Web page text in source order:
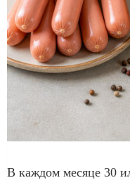
В каждом месяце 30